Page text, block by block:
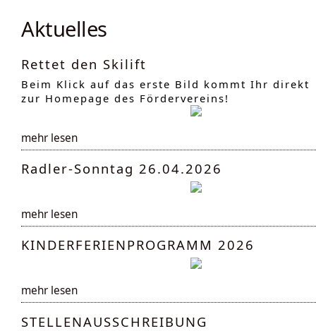
Aktuelles
Rettet den Skilift
Beim Klick auf das erste Bild kommt Ihr direkt
zur Homepage des Fördervereins!
mehr lesen
Radler-Sonntag 26.04.2026
mehr lesen
KINDERFERIENPROGRAMM 2026
mehr lesen
STELLENAUSSCHREIBUNG